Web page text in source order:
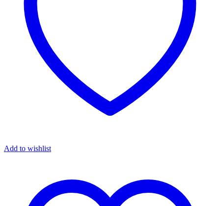
Add to wishlist